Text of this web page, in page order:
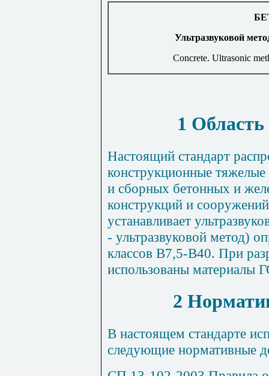
Ультразвуковой
Concrete. Ultrasonic
1
Настоящий стандарт
конструкционные
и сборных бетонных и
конструкций и
устанавливает
- ультразвуковой метод)
классов В7,5-В40. При
использованы материалы
2
В настоящем стандарте
следующие нормативные